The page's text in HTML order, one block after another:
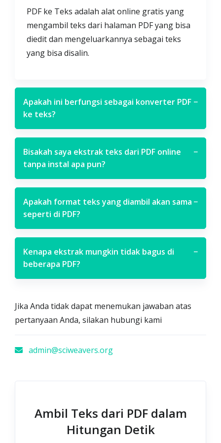
PDF ke Teks adalah alat online gratis yang
mengambil teks dari halaman PDF yang bisa
diedit dan mengeluarkannya sebagai teks
yang bisa disalin.
Apakah ini berfungsi sebagai konverter PDF
ke teks?
−
Bisakah saya ekstrak teks dari PDF online
tanpa instal apa pun?
−
Apakah format teks yang diambil akan sama
seperti di PDF?
−
Kenapa ekstrak mungkin tidak bagus di
beberapa PDF?
−
Jika Anda tidak dapat menemukan jawaban atas
pertanyaan Anda, silakan hubungi kami
admin@sciweavers.org
Ambil Teks dari PDF dalam
Hitungan Detik